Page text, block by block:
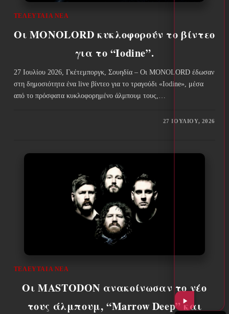
ΤΕΛΕΥΤΑΊΑ ΝΈΑ
Οι MONOLORD κυκλοφορούν το βίντεο
για το “Iodine”.
27 Ιουλίου 2026, Γκέτεμποργκ, Σουηδία – Οι MONOLORD έδωσαν
στη δημοσιότητα ένα live βίντεο για το τραγούδι «Iodine», μέσα
από το πρόσφατα κυκλοφορημένο άλμπουμ τους,…
27 ΙΟΥΛΊΟΥ, 2026
ΤΕΛΕΥΤΑΊΑ ΝΈΑ
Οι MASTODON ανακοίνωσαν το νέο
τους άλμπουμ, “Marrow Deep” και